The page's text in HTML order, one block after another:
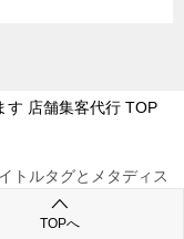
す 店舗集客代行 TOP
トルタグとメタディス
TOPへ